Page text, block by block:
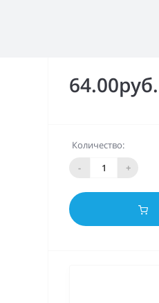
64.00руб.
Количество:
-
+